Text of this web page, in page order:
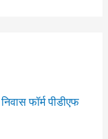
फॉर्म पीडीएफ